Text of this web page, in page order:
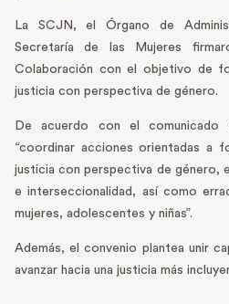
La SCJN, el Órgano de
Secretaría de las Mujeres
Colaboración con el objetivo de
justicia con perspectiva de género.
De acuerdo con el comunicado
“coordinar acciones orientadas a
justicia con perspectiva de género,
e interseccionalidad, así como
mujeres, adolescentes y niñas”.
Además, el convenio plantea unir
avanzar hacia una justicia más